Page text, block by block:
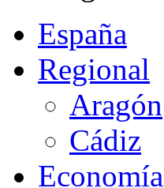
España
Regional
Aragón
Cádiz
Economía